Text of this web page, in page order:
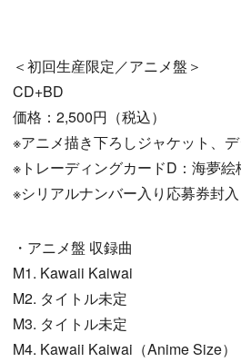
＜初回生産限定／アニメ盤＞
CD+BD
価格：2,500円（税込）
※アニメ描き下ろしジャケット、
※トレーディングカードD：海夢絵
※シリアルナンバー入り応募券封入
・アニメ盤 収録曲
M1. Kawaii Kaiwai
M2. タイトル未定
M3. タイトル未定
M4. Kawaii Kaiwai（Anime Size）